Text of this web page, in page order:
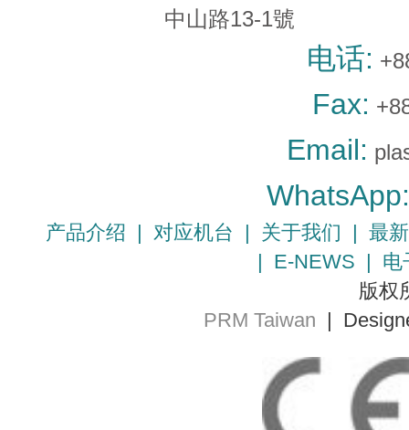
中山路13-1號
电话:
Fax:
Email:
WhatsApp:
产品介绍 | 对应机台 | 关于我们 | 最
| E-NEWS | 电
版权
PRM Taiwan |